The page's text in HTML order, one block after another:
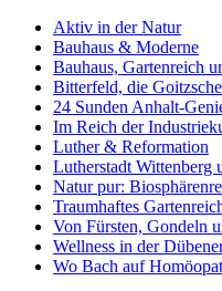
Aktiv in der Natur
Bauhaus & Moderne
Bauhaus, Gartenreich
Bitterfeld, die
24 Sunden Anhalt-
Im Reich der
Luther & Reformation
Lutherstadt Wittenberg
Natur pur:
Traumhaftes
Von Fürsten, Gondeln
Wellness in der
Wo Bach auf